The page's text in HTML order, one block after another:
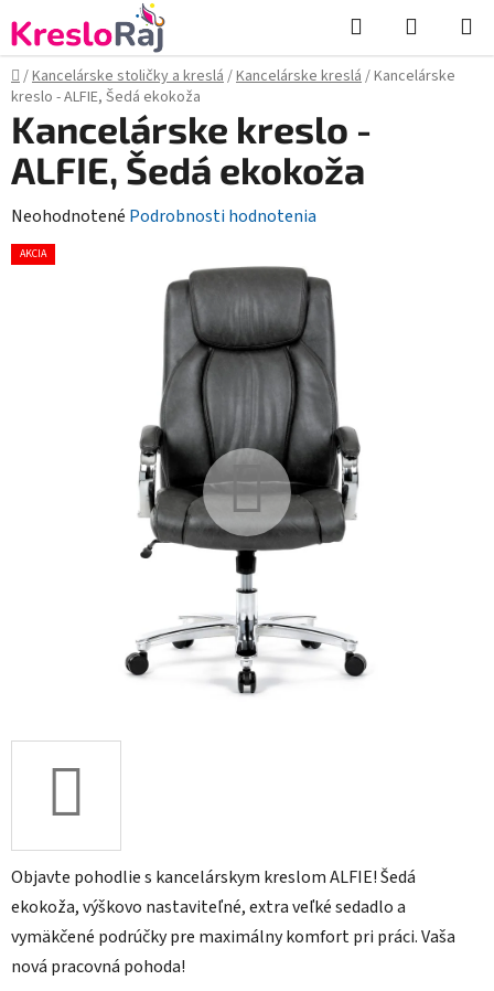
na
obsah
Hľadať
KOŠÍK
Domov
/Kancelárske stoličky a kreslá/Kancelárske kreslá/Kancelárske
kreslo - ALFIE, Šedá ekokoža
Objavte pohodlie s kancelárskym kreslom ALFIE! Šedá
ekokoža, výškovo nastaviteľné, extra veľké sedadlo a
vymäkčené podrúčky pre maximálny komfort pri práci. Vaša
nová pracovná pohoda!
Kancelárske kreslo -
ALFIE, Šedá ekokoža
Priemerné
hodnotenie
Neohodnotené Podrobnosti hodnotenia
AKCIA